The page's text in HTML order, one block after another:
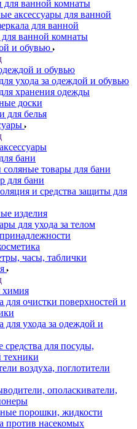
для ванной комнаты
аксессуары для ванной
для ванной
ванной комнаты
и обувью
и обувью
ухода за одеждой и обувью
хранения одежды
доски
для белья
бани
товары для бани
для бани
и средства защиты для
изделия
для ухода за телом
часы, таблички
химия
для очистки поверхностей и
для ухода за одеждой и
для посуды,
техники
воздуха, поглотители
ополаскиватели,
порошки, жидкости
против насекомых